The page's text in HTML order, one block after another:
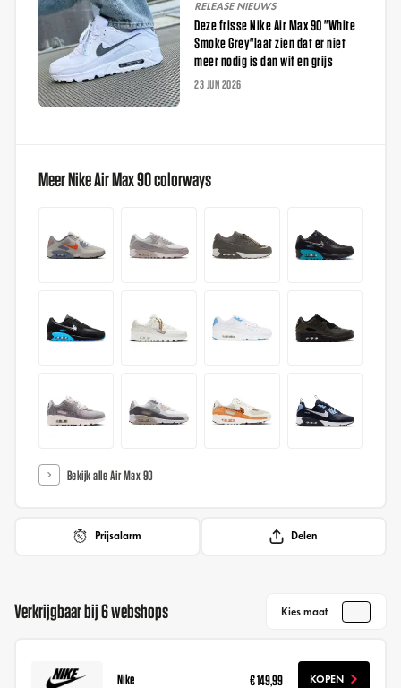
RELEASE NIEUWS
Deze frisse Nike Air Max 90 "White
Smoke Grey"laat zien dat er niet
meer nodig is dan wit en grijs
23 JUN 2026
Meer Nike Air Max 90 colorways
Bekijk alle Air Max 90
Prijsalarm Delen
Verkrijgbaar bij 6 webshops Kies maat
Nike € 149,99 KOPEN